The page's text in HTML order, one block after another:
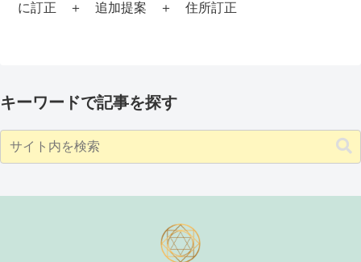
に訂正 ＋ 追加提案 ＋ 住所訂正
キーワードで記事を探す